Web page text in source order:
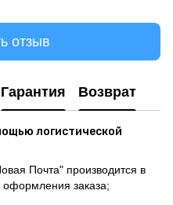
отзыв
Гарантия Возврат
логистической
Почта" производится в
заказа;